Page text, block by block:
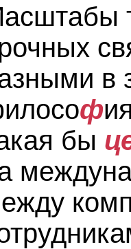
в
ф
бы